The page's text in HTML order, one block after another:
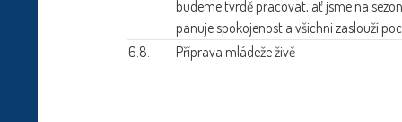
budeme tvrdě pracovat, ať jsme na
panuje spokojenost a všichni zaslouží
6.8.
Příprava mládeže živě